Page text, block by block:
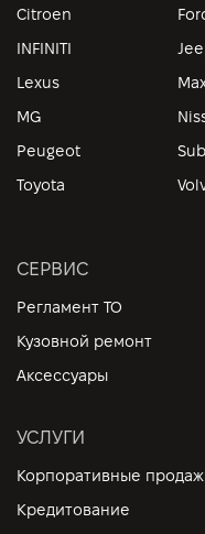
Citroen
INFINITI
Lexus
MG
Peugeot
Toyota
СЕРВИС
Регламент ТО
Кузовной ремонт
Аксессуары
УСЛУГИ
Корпоративные
Кредитование